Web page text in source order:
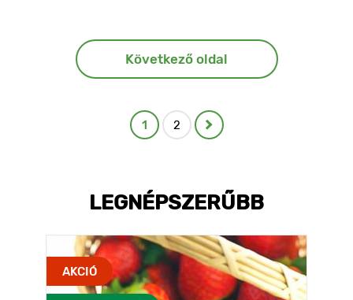
Következő oldal
1 2
LEGNÉPSZERŰBB
AKCIÓ